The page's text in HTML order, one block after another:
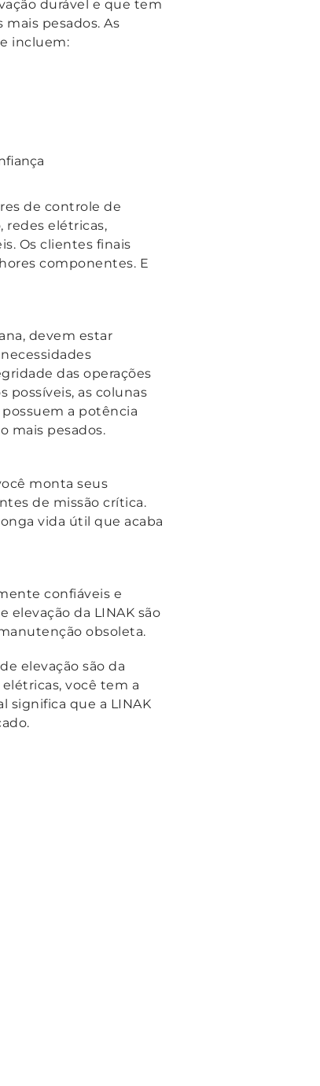
durável e que tem
pesados. As
incluem:
de controle de
redes elétricas,
Os clientes finais
componentes. E
devem estar
das operações
possíveis, as colunas
a potência
mais pesados.
monta seus
de missão crítica.
vida útil que acaba
confiáveis e
da LINAK são
obsoleta.
elevação são da
você tem a
significa que a LINAK